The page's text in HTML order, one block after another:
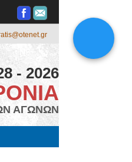
- 2026
ΑΓΩΝΩΝ